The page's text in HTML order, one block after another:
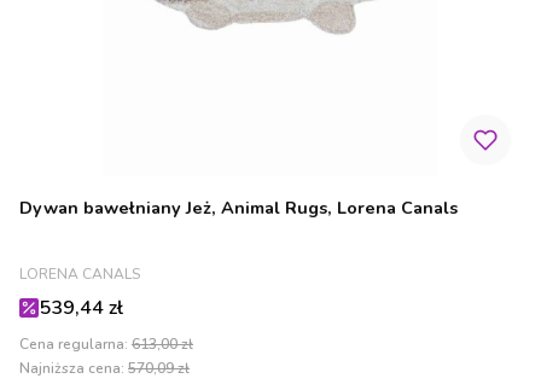
Dywan bawełniany Jeż, Animal Rugs, Lorena Canals
PRODUCENT
LORENA CANALS
Cena promocyjna
539,44 zł
Cena regularna: 613,00 zł
Najniższa cena: 570,09 zł